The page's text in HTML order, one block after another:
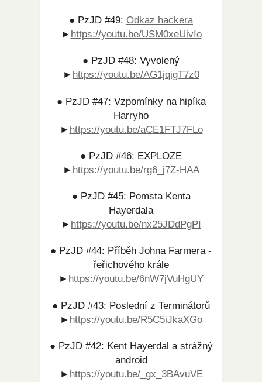
● PzJD #49: Odkaz hackera
► https://youtu.be/USM0xeUivIo
● PzJD #48: Vyvolený
► https://youtu.be/AG1jqigT7z0
● PzJD #47: Vzpomínky na hipíka
Harryho
► https://youtu.be/aCE1FTJ7FLo
● PzJD #46: EXPLOZE
► https://youtu.be/rg6_j7Z-HAA​
● PzJD #45: Pomsta Kenta
Hayerdala
► https://youtu.be/nx25JDdPgPI​
● PzJD #44: Příběh Johna Farmera -
řeřichového krále
► https://youtu.be/6nW7jVuHgUY​
● PzJD #43: Poslední z Terminátorů
► https://youtu.be/R5C5iJkaXGo​
● PzJD #42: Kent Hayerdal a strážný
android
► https://youtu.be/_gx_3BAvuVE​